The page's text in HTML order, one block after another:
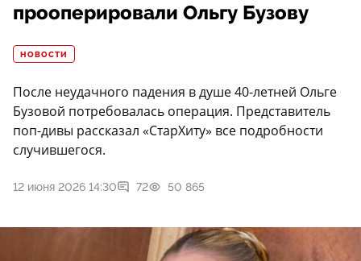
прооперировали Ольгу Бузову
НОВОСТИ
После неудачного падения в душе 40-летней Ольге
Бузовой потребовалась операция. Представитель
поп-дивы рассказал «СтарХиту» все подробности
случившегося.
12 июня 2026 14:30 72 50 865